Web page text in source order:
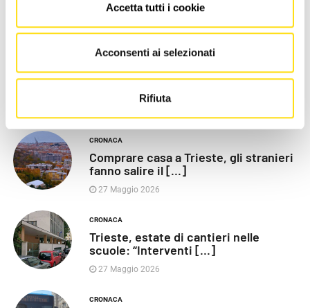
Accetta tutti i cookie
Acconsenti ai selezionati
Rifiuta
chiusa”, Vaccarezza [...]
27 Maggio 2026
Poliziotti sempre più sotto
pressione: “Così rischiamo [...]
CRONACA
Comprare casa a Trieste, gli stranieri
fanno salire il [...]
27 Maggio 2026
CRONACA
Trieste, estate di cantieri nelle
scuole: “Interventi [...]
27 Maggio 2026
CRONACA